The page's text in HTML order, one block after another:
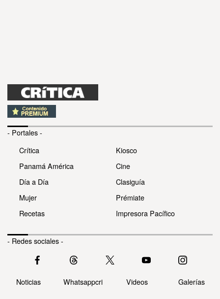
- Portales -
Crítica
Panamá América
Día a Día
Mujer
Recetas
Kiosco
Cine
Clasiguía
Prémiate
Impresora Pacífico
- Redes sociales -
Noticias Whatsappcri Videos Galerías